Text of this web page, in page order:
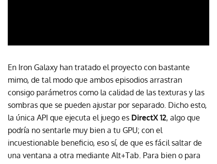
En Iron Galaxy han tratado el proyecto con bastante
mimo, de tal modo que ambos episodios arrastran
consigo parámetros como la calidad de las texturas y las
sombras que se pueden ajustar por separado. Dicho esto,
la única API que ejecuta el juego es DirectX 12, algo que
podría no sentarle muy bien a tu GPU; con el
incuestionable beneficio, eso sí, de que es fácil saltar de
una ventana a otra mediante Alt+Tab. Para bien o para